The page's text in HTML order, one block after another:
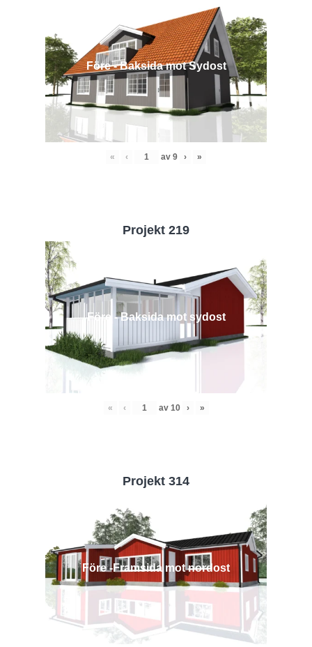
Före - Baksida mot Sydost
« ‹ av 9 › »
Projekt 219
Före - Baksida mot sydost
« ‹ av 10 › »
Projekt 314
Före -Framsida mot nordost